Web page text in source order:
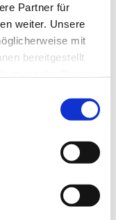
Partner für
weiter. Unsere
mit
bereitgestellt